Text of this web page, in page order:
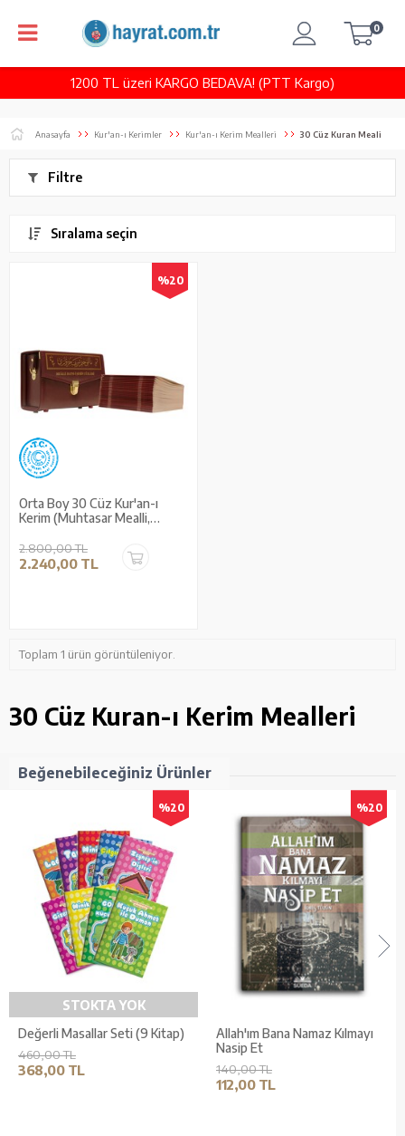
1200 TL üzeri KARGO BEDAVA! (PTT Kargo)
0
Anasayfa Kur'an-ı Kerimler Kur'an-ı Kerim Mealleri 30 Cüz Kuran Meali
Filtre
Sıralama seçin
%20
Orta Boy 30 Cüz Kur'an-ı
Kerim (Muhtasar Mealli,
2.800,00 TL
2.240,00 TL
Toplam 1 ürün görüntüleniyor.
30 Cüz Kuran-ı Kerim Mealleri
Beğenebileceğiniz Ürünler
%20
STOKTA YOK
Değerli Masallar Seti (9 Kitap)
460,00 TL
368,00 TL
%20
Allah'ım Bana Namaz Kılmayı
Nasip Et
140,00 TL
112,00 TL